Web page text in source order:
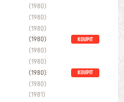
(1980)
(1980)
(1980)
(1980) KOUPIT
(1980)
(1980)
(1980) KOUPIT
(1980)
(1981)